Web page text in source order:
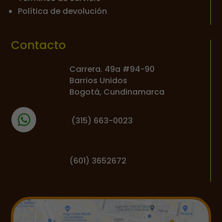
Política de devolución
Contacto
Carrera. 49a #94-90
Barrios Unidos
Bogotá, Cundinamarca
(315) 663-0023
(601) 3652672